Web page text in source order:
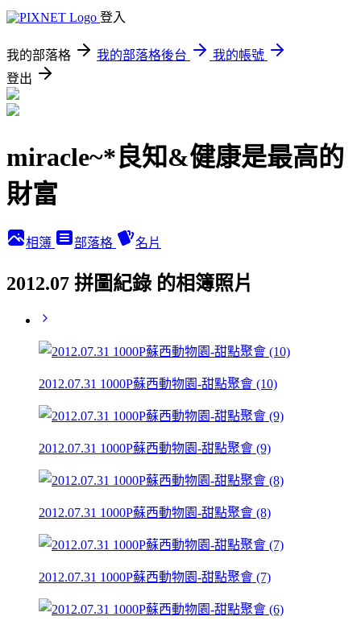
登入
我的部落格 我的部落格後台
我的帳號
登出
miracle~*良知&健康是最高的
財富
相簿 部落格 名片
2012.07 拼圖紀錄 的相簿照片
2012.07.31 1000P蘇西動物園-甜點聚會 (10)
2012.07.31 1000P蘇西動物園-甜點聚會 (9)
2012.07.31 1000P蘇西動物園-甜點聚會 (8)
2012.07.31 1000P蘇西動物園-甜點聚會 (7)